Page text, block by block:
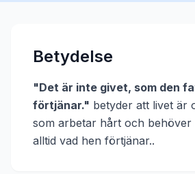
Betydelse
"Det är inte givet, som den
förtjänar." betyder att livet är
som arbetar hårt och behöver
alltid vad hen förtjänar..